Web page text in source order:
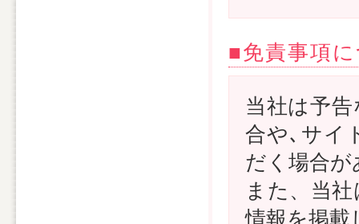
■免責事項
当社は予
合や､サイ
だく場合
また、当
情報を掲載